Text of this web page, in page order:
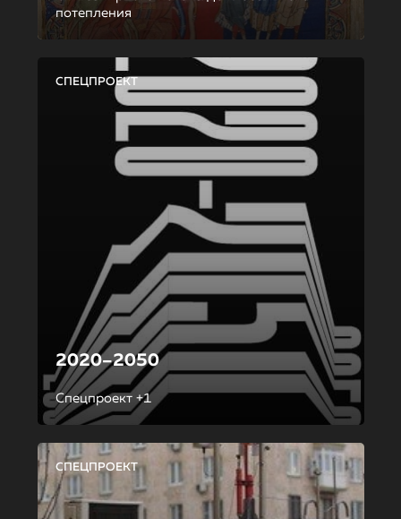
потепления
СПЕЦПРОЕКТ
2020–2050
Спецпроект +1
СПЕЦПРОЕКТ